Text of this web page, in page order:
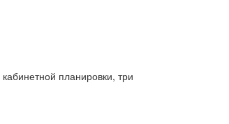
планировки, три